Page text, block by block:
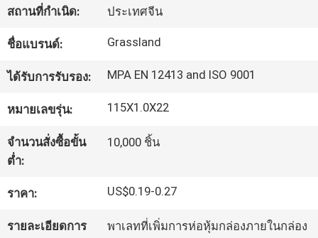
เกี่ยว
กับ
เรา
ทัวร์
โรงงาน
สถานที่กำเนิด: ประเทศจีน
ชื่อแบรนด์: Grassland
ได้รับการรับรอง: MPA EN 12413 and ISO 9001
หมายเลขรุ่น: 115X1.0X22
จำนวนสั่งซื้อขั้น
ต่ำ:
10,000 ชิ้น
ราคา: US$0.19-0.27
รายละเอียดการ
พาเลทที่เพิ่มการห่อหุ้มกล่องภายในกล่อง